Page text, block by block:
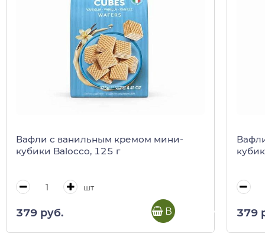
Вафли с ванильным кремом мини-
кубики Balocco, 125 г
шт
379 руб. В корзину 379